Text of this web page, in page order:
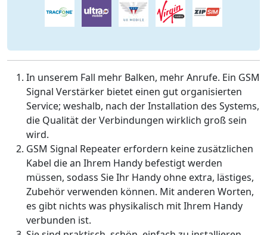
In unserem Fall mehr Balken, mehr Anrufe. Ein GSM
Signal Verstärker bietet einen gut organisierten
Service; weshalb, nach der Installation des Systems,
die Qualität der Verbindungen wirklich groß sein
wird.
GSM Signal Repeater erfordern keine zusätzlichen
Kabel die an Ihrem Handy befestigt werden
müssen, sodass Sie Ihr Handy ohne extra, lästiges,
Zubehör verwenden können. Mit anderen Worten,
es gibt nichts was physikalisch mit Ihrem Handy
verbunden ist.